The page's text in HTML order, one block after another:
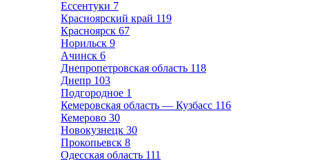
Ессентуки 7
Красноярский край 119
Красноярск 67
Норильск 9
Ачинск 6
Днепропетровская область 118
Днепр 103
Подгородное 1
Кемеровская область — Кузбасс 116
Кемерово 30
Новокузнецк 30
Прокопьевск 8
Одесская область 111